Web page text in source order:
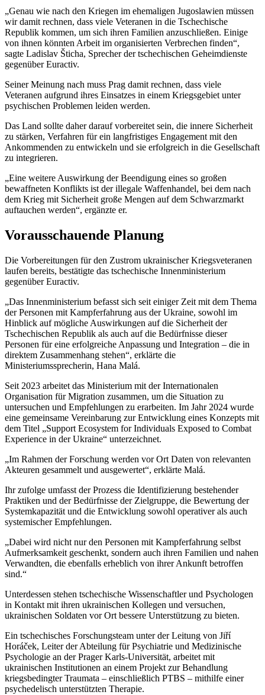
„Genau wie nach den Kriegen im ehemaligen Jugoslawien müssen
wir damit rechnen, dass viele Veteranen in die Tschechische
Republik kommen, um sich ihren Familien anzuschließen. Einige
von ihnen könnten Arbeit im organisierten Verbrechen finden“,
sagte Ladislav Šticha, Sprecher der tschechischen Geheimdienste
gegenüber Euractiv.
Seiner Meinung nach muss Prag damit rechnen, dass viele
Veteranen aufgrund ihres Einsatzes in einem Kriegsgebiet unter
psychischen Problemen leiden werden.
Das Land sollte daher darauf vorbereitet sein, die innere Sicherheit
zu stärken, Verfahren für ein langfristiges Engagement mit den
Ankommenden zu entwickeln und sie erfolgreich in die Gesellschaft
zu integrieren.
„Eine weitere Auswirkung der Beendigung eines so großen
bewaffneten Konflikts ist der illegale Waffenhandel, bei dem nach
dem Krieg mit Sicherheit große Mengen auf dem Schwarzmarkt
auftauchen werden“, ergänzte er.
Vorausschauende Planung
Die Vorbereitungen für den Zustrom ukrainischer Kriegsveteranen
laufen bereits, bestätigte das tschechische Innenministerium
gegenüber Euractiv.
„Das Innenministerium befasst sich seit einiger Zeit mit dem Thema
der Personen mit Kampferfahrung aus der Ukraine, sowohl im
Hinblick auf mögliche Auswirkungen auf die Sicherheit der
Tschechischen Republik als auch auf die Bedürfnisse dieser
Personen für eine erfolgreiche Anpassung und Integration – die in
direktem Zusammenhang stehen“, erklärte die
Ministeriumssprecherin, Hana Malá.
Seit 2023 arbeitet das Ministerium mit der Internationalen
Organisation für Migration zusammen, um die Situation zu
untersuchen und Empfehlungen zu erarbeiten. Im Jahr 2024 wurde
eine gemeinsame Vereinbarung zur Entwicklung eines Konzepts mit
dem Titel „Support Ecosystem for Individuals Exposed to Combat
Experience in der Ukraine“ unterzeichnet.
„Im Rahmen der Forschung werden vor Ort Daten von relevanten
Akteuren gesammelt und ausgewertet“, erklärte Malá.
Ihr zufolge umfasst der Prozess die Identifizierung bestehender
Praktiken und der Bedürfnisse der Zielgruppe, die Bewertung der
Systemkapazität und die Entwicklung sowohl operativer als auch
systemischer Empfehlungen.
„Dabei wird nicht nur den Personen mit Kampferfahrung selbst
Aufmerksamkeit geschenkt, sondern auch ihren Familien und nahen
Verwandten, die ebenfalls erheblich von ihrer Ankunft betroffen
sind.“
Unterdessen stehen tschechische Wissenschaftler und Psychologen
in Kontakt mit ihren ukrainischen Kollegen und versuchen,
ukrainischen Soldaten vor Ort bessere Unterstützung zu bieten.
Ein tschechisches Forschungsteam unter der Leitung von Jiří
Horáček, Leiter der Abteilung für Psychiatrie und Medizinische
Psychologie an der Prager Karls-Universität, arbeitet mit
ukrainischen Institutionen an einem Projekt zur Behandlung
kriegsbedingter Traumata – einschließlich PTBS – mithilfe einer
psychedelisch unterstützten Therapie.